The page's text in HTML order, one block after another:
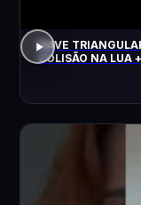
NAVE
COLISÃO NA LUA